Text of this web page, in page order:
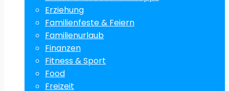
Erziehung
Familienfeste & Feiern
Familienurlaub
Finanzen
Fitness & Sport
Food
Freizeit